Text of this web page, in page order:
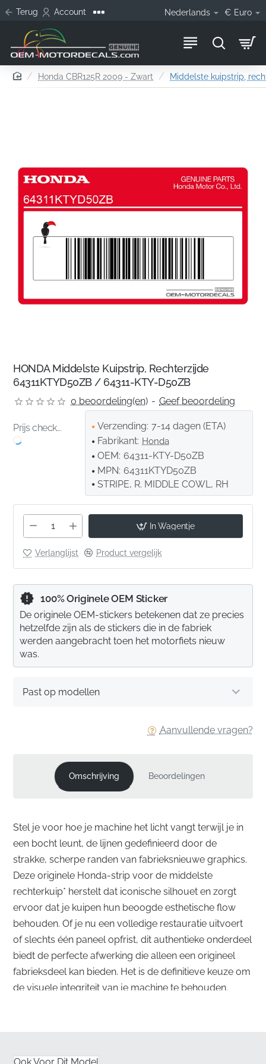
Terug Account Nederlands € Euro
homeHonda CBR125R 2009 - Zwart Middelste kuipstrip,
HONDA Middelste Kuipstrip, Rechterzijde
64311KTYD50ZB / 64311-KTY-D50ZB
0 beoordeling(en) - Geef beoordeling
Prijs check... Verzending: 7-14 dagen (ETA)
Fabrikant: Honda
OEM: 64311-KTY-D50ZB
MPN: 64311KTYD50ZB
STRIPE, R. MIDDLE COWL, RH
In Wagentje
Verlanglijst Product vergelijk
Aanvullende vragen?
Past op modellen
100% Originele OEM Sticker
De originele OEM-stickers betekenen dat ze precies
hetzelfde zijn als de stickers die in de fabriek
werden aangebracht toen het motorfiets nieuw
was.
Omschrijving Beoordelingen
Stel je voor hoe je machine het licht vangt terwijl je in
een bocht leunt, de lijnen gedefinieerd door de
strakke, scherpe randen van fabrieksnieuwe graphics.
Deze originele Honda-strip voor de middelste
rechterkuip* herstelt dat iconische silhouet en zorgt
ervoor dat je kuipen hun beoogde esthetische flow
behouden. Of je nu een volledige restauratie uitvoert
of slechts één paneel opfrist, dit authentieke onderdeel
biedt de perfecte afwerking die alleen een origineel
fabrieksdeel kan bieden. Het is de definitieve keuze om
de visuele integriteit van je machine te behouden.
✅UV-bescherming: